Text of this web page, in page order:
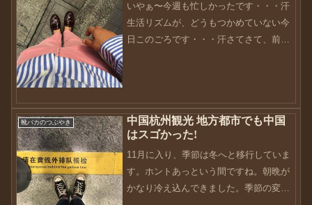
いやぁ〜今週も忙しかったです・・・汗
生活リズムが、どうもつかめていない今
日このごろです・・・汗さてさて、前回
く、一番日本に近い感じがあ...
靴バカのつぶやき
中国杭州観光 地方都市でも中国
はスゴかった!
11月に入り、季節は冬へと移行していま
す。ホントあっという間ですね。朝晩が
かなり冷え込んできました。季節の変わ